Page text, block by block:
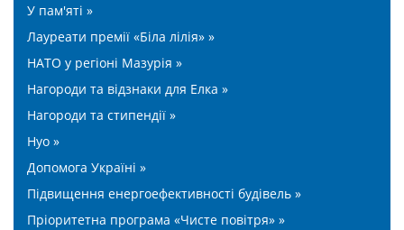
У пам'яті »
Лауреати премії «Біла лілія» »
НАТО у регіоні Мазурія »
Нагороди та відзнаки для Елка »
Нагороди та стипендії »
Нуо »
Допомога Україні »
Підвищення енергоефективності будівель »
Пріоритетна програма «Чисте повітря» »